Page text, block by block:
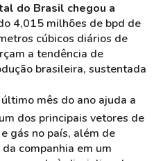
do Brasil chegou a
4,015 milhões de bpd de
cúbicos diários de
a tendência de
brasileira, sustentada
mês do ano ajuda a
dos principais vetores de
gás no país, além de
companhia em um